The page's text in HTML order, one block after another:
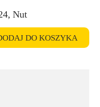
Nut
DO KOSZYKA